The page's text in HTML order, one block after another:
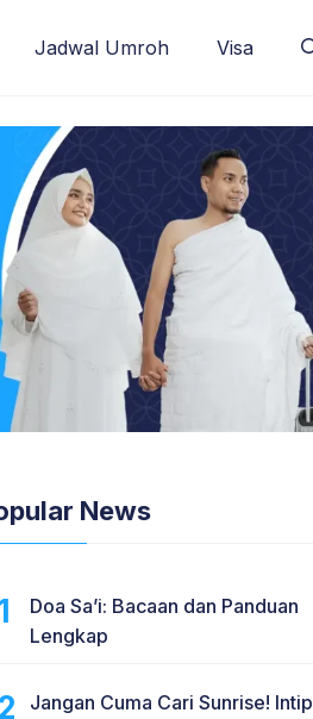
Jadwal Umroh Visa
News
Doa Sa’i: Bacaan dan Panduan
Lengkap
Jangan Cuma Cari Sunrise! Intip